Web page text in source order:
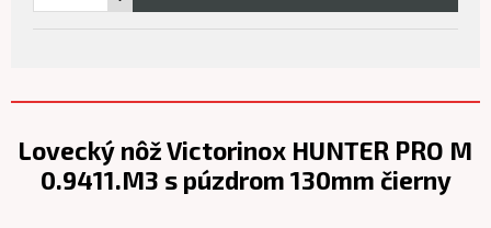
Lovecký nôž Victorinox HUNTER PRO M
0.9411.M3 s púzdrom 130mm čierny